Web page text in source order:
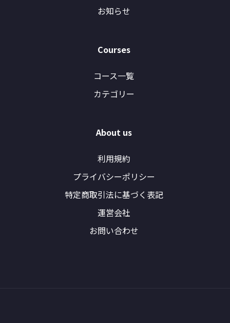
お知らせ
Courses
コース一覧
カテゴリー
About us
利用規約
プライバシーポリシー
特定商取引法に基づく表記
運営会社
お問い合わせ